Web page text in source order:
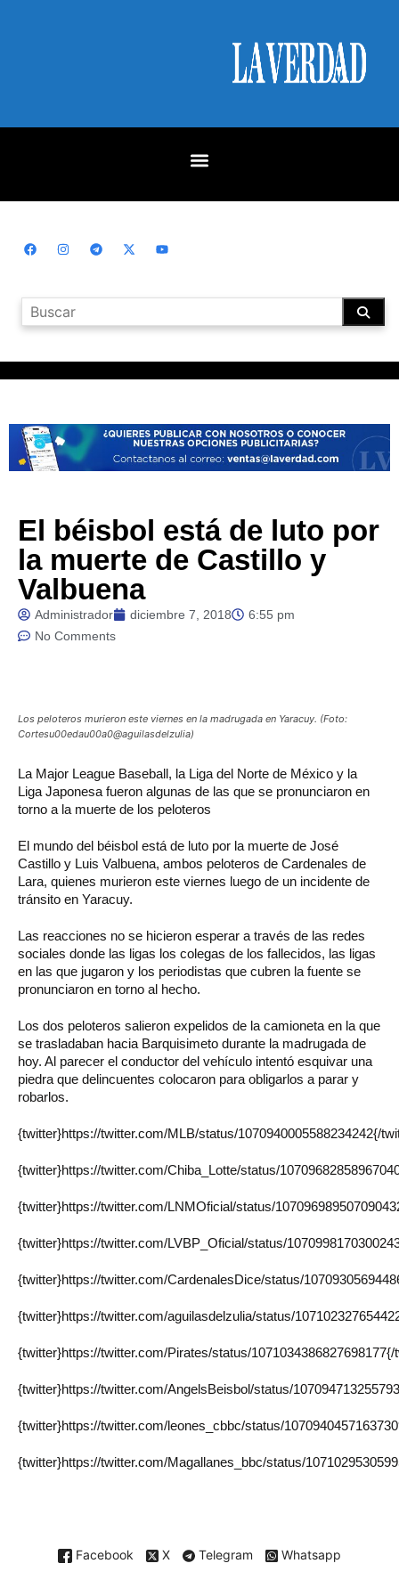
El béisbol está de luto por
la muerte de Castillo y
Valbuena
Administrador diciembre 7, 2018
6:55 pm
No Comments
Los peloteros murieron este viernes en la madrugada en Yaracuy. (Foto:
Cortesu00edau00a0@aguilasdelzulia)
La Major League Baseball, la Liga del Norte de México y la
Liga Japonesa fueron algunas de las que se pronunciaron en
torno a la muerte de los peloteros
El mundo del béisbol está de luto por la muerte de José
Castillo y Luis Valbuena, ambos peloteros de Cardenales de
Lara, quienes murieron este viernes luego de un incidente de
tránsito en Yaracuy.
Las reacciones no se hicieron esperar a través de las redes
sociales donde las ligas los colegas de los fallecidos, las ligas
en las que jugaron y los periodistas que cubren la fuente se
pronunciaron en torno al hecho.
Los dos peloteros salieron expelidos de la camioneta en la que
se trasladaban hacia Barquisimeto durante la madrugada de
hoy. Al parecer el conductor del vehículo intentó esquivar una
piedra que delincuentes colocaron para obligarlos a parar y
robarlos.
{twitter}https://twitter.com/MLB/status/1070940005588234242{/
{twitter}https://twitter.com/Chiba_Lotte/status/
{twitter}https://twitter.com/LNMOficial/status/
{twitter}https://twitter.com/LVBP_Oficial/status/
{twitter}https://twitter.com/CardenalesDice/status/
{twitter}https://twitter.com/aguilasdelzulia/status/
{twitter}https://twitter.com/Pirates/status/1071034386827698177{/
{twitter}https://twitter.com/AngelsBeisbol/status/
{twitter}https://twitter.com/leones_cbbc/status/
{twitter}https://twitter.com/Magallanes_bbc/status/
Facebook X Telegram Whatsapp